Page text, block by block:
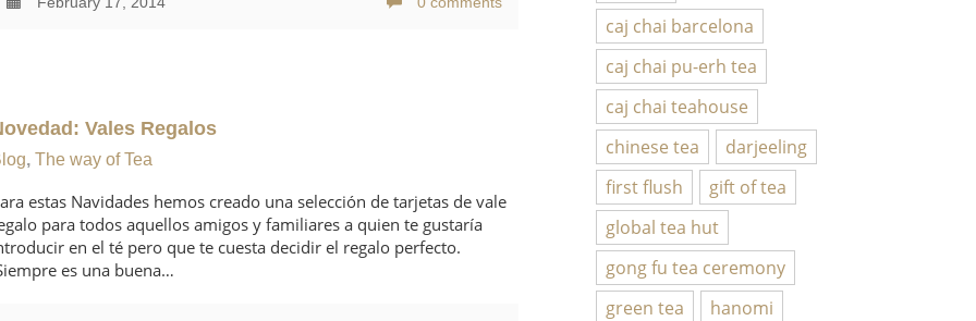
Vales Regalos
, The way of Tea
estas Navidades hemos creado una selección de tarjetas de vale
para todos aquellos amigos y familiares a quien te gustaría
en el té pero que te cuesta decidir el regalo perfecto.
es una buena…
caj chai barcelona
caj chai pu-erh tea
caj chai teahouse
chinese tea
darjeeling
first flush
gift of tea
global tea hut
gong fu tea ceremony
green tea
hanomi